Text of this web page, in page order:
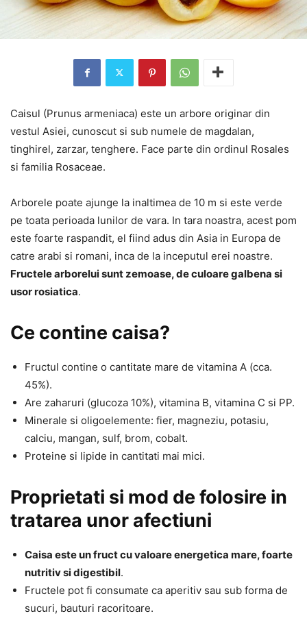
Caisul (Prunus armeniaca) este un arbore originar din
vestul Asiei, cunoscut si sub numele de magdalan,
tinghirel, zarzar, tenghere. Face parte din ordinul Rosales
si familia Rosaceae.
Arborele poate ajunge la inaltimea de 10 m si este verde
pe toata perioada lunilor de vara. In tara noastra, acest pom
este foarte raspandit, el fiind adus din Asia in Europa de
catre arabi si romani, inca de la inceputul erei noastre.
Fructele arborelui sunt zemoase, de culoare galbena si
usor rosiatica.
Ce contine caisa?
Fructul contine o cantitate mare de vitamina A (cca.
45%).
Are zaharuri (glucoza 10%), vitamina B, vitamina C si PP.
Minerale si oligoelemente: fier, magneziu, potasiu,
calciu, mangan, sulf, brom, cobalt.
Proteine si lipide in cantitati mai mici.
Proprietati si mod de folosire in
tratarea unor afectiuni
Caisa este un fruct cu valoare energetica mare, foarte
nutritiv si digestibil.
Fructele pot fi consumate ca aperitiv sau sub forma de
sucuri, bauturi racoritoare.